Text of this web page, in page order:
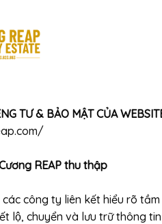
TƯ & BẢO MẬT CỦA
REAP thu thập
công ty liên kết hiểu rõ
lộ, chuyển và lưu trữ thông